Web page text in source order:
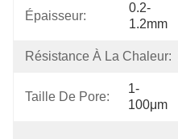
Épaisseur:
0.2-
1.2mm
Résistance À La Chaleur:
Taille De Pore:
1-
100μm